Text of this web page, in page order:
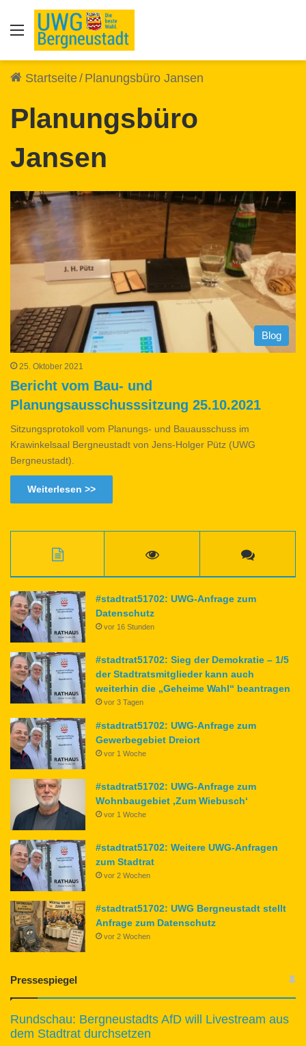
Auswahl
Startseite/ Planungsbüro Jansen
Planungsbüro
Jansen
Blog
25. Oktober 2021
Bericht vom Bau- und
Planungsausschusssitzung 25.10.2021
Sitzungsprotokoll vom Planungs- und Bauausschuss im
Krawinkelsaal Bergneustadt von Jens-Holger Pütz (UWG
Bergneustadt).
Weiterlesen >>
#stadtrat51702: UWG-Anfrage zum
Datenschutz
vor 16 Stunden
#stadtrat51702: Sieg der Demokratie – 1/5
der Stadtratsmitglieder kann auch
weiterhin die „Geheime Wahl“ beantragen
vor 3 Tagen
#stadtrat51702: UWG-Anfrage zum
Gewerbegebiet Dreiort
vor 1 Woche
#stadtrat51702: UWG-Anfrage zum
Wohnbaugebiet ‚Zum Wiebusch‘
vor 1 Woche
#stadtrat51702: Weitere UWG-Anfragen
zum Stadtrat
vor 2 Wochen
#stadtrat51702: UWG Bergneustadt stellt
Anfrage zum Datenschutz
vor 2 Wochen
Pressespiegel
Rundschau: Bergneustadts AfD will Livestream aus
dem Stadtrat durchsetzen